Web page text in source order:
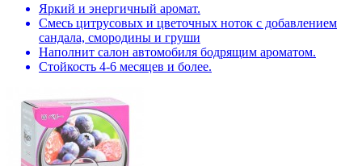
Яркий и энергичный аромат.
Смесь цитрусовых и цветочных ноток с добавлением
сандала, смородины и груши
Наполнит салон автомобиля бодрящим ароматом.
Стойкость 4-6 месяцев и более.